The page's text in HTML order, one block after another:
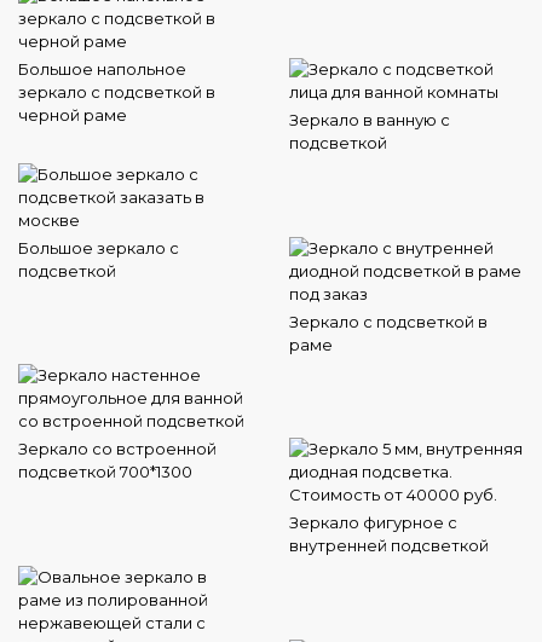
Большое напольное
зеркало с подсветкой в
черной раме
Зеркало в ванную с
подсветкой
Большое зеркало с
подсветкой
Зеркало с подсветкой в
раме
Зеркало со встроенной
подсветкой 700*1300
Зеркало фигурное с
внутренней подсветкой